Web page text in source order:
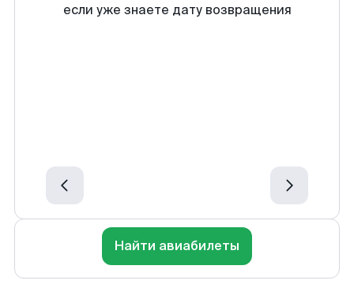
если уже знаете дату возвращения
Найти авиабилеты